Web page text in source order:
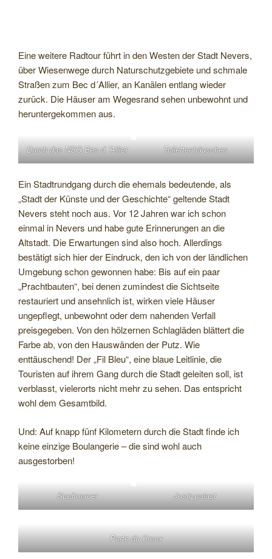
Eine weitere Radtour führt in den Westen der Stadt Nevers,
über Wiesenwege durch Naturschutzgebiete und schmale
Straßen zum Bec d´Allier, an Kanälen entlang wieder
zurück. Die Häuser am Wegesrand sehen unbewohnt und
heruntergekommen aus.
Durch das NSG Bec d ´Allier Toilettenhäuschen
Ein Stadtrundgang durch die ehemals bedeutende, als
„Stadt der Künste und der Geschichte“ geltende Stadt
Nevers steht noch aus. Vor 12 Jahren war ich schon
einmal in Nevers und habe gute Erinnerungen an die
Altstadt. Die Erwartungen sind also hoch. Allerdings
bestätigt sich hier der Eindruck, den ich von der ländlichen
Umgebung schon gewonnen habe: Bis auf ein paar
„Prachtbauten“, bei denen zumindest die Sichtseite
restauriert und ansehnlich ist, wirken viele Häuser
ungepflegt, unbewohnt oder dem nahenden Verfall
preisgegeben. Von den hölzernen Schlagläden blättert die
Farbe ab, von den Hauswänden der Putz. Wie
enttäuschend! Der „Fil Bleu“, eine blaue Leitlinie, die
Touristen auf ihrem Gang durch die Stadt geleiten soll, ist
verblasst, vielerorts nicht mehr zu sehen. Das entspricht
wohl dem Gesamtbild.
Und: Auf knapp fünf Kilometern durch die Stadt finde ich
keine einzige Boulangerie – die sind wohl auch
ausgestorben!
Stadtmauer Justizpalast
Porte du Croux